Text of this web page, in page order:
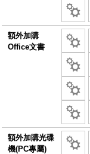
額外加購
Office文書
額外加購光碟
機(PC專屬)